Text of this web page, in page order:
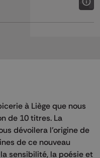
à Liège que nous
de 10 titres. La
dévoilera l’origine de
de ce nouveau
sensibilité, la poésie et